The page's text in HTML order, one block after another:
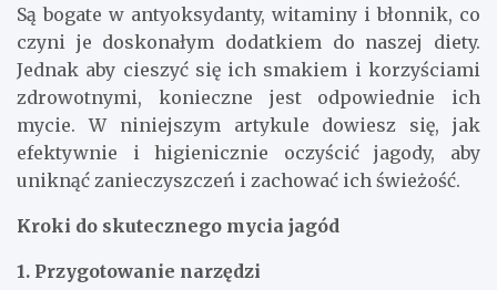
Są bogate w antyoksydanty, witaminy i błonnik, co
czyni je doskonałym dodatkiem do naszej diety.
Jednak aby cieszyć się ich smakiem i korzyściami
zdrowotnymi, konieczne jest odpowiednie ich
mycie. W niniejszym artykule dowiesz się, jak
efektywnie i higienicznie oczyścić jagody, aby
uniknąć zanieczyszczeń i zachować ich świeżość.
Kroki do skutecznego mycia jagód
1. Przygotowanie narzędzi